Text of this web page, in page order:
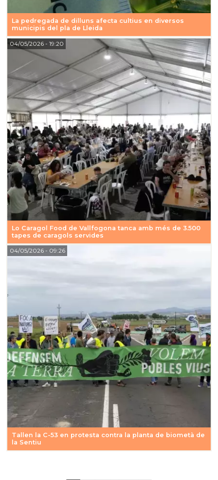
La pedregada de dilluns afecta cultius en diversos
municipis del pla de Lleida
Lo Caragol Food de Vallfogona tanca amb més de 3.500
tapes de caragols servides
04/05/2026- 19:20
Tallen la C-53 en protesta contra la planta de biometà de
la Sentiu
04/05/2026- 09:26